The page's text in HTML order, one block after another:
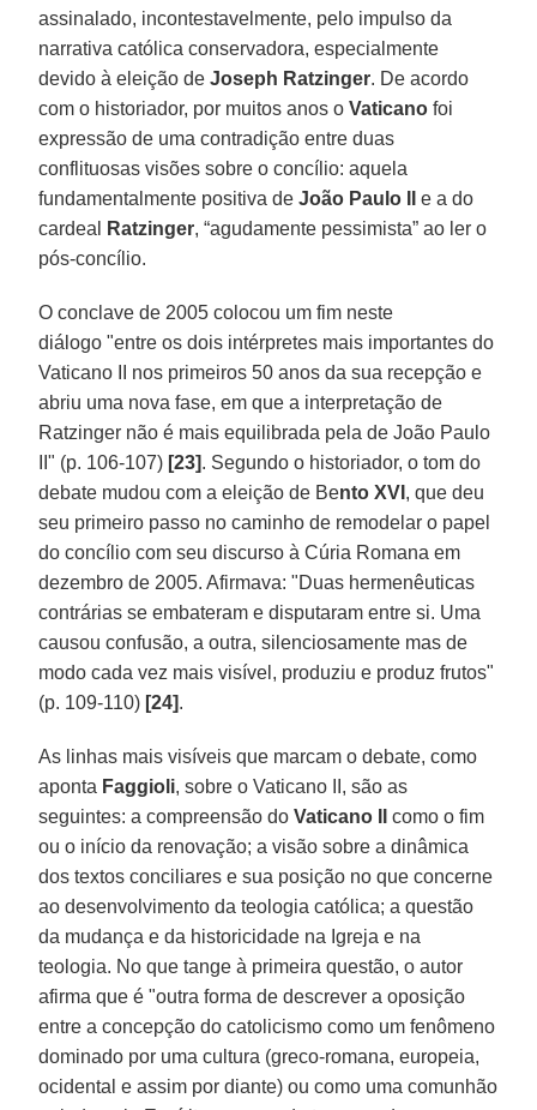
assinalado, incontestavelmente, pelo impulso da
narrativa católica conservadora, especialmente
devido à eleição deJoseph Ratzinger. De acordo
com o historiador, por muitos anos oVaticanofoi
expressão de uma contradição entre duas
conflituosas visões sobre o concílio: aquela
fundamentalmente positiva deJoão Paulo II
e a do
cardeal
Ratzinger, “agudamente pessimista” ao ler o
pós-concílio.
O conclave de 2005 colocou um fim neste
diálogo "entre os dois intérpretes mais importantes do
Vaticano II nos primeiros 50 anos da sua recepção e
abriu uma nova fase, em que a interpretação de
Ratzinger não é mais equilibrada pela de João Paulo
II" (p. 106-107) [23]. Segundo o historiador, o tom do
debate mudou com a eleição de Bento XVI , que deu
seu primeiro passo no caminho de remodelar o papel
do concílio com seu discurso à Cúria Romana em
dezembro de 2005. Afirmava: "Duas hermenêuticas
contrárias se embateram e disputaram entre si. Uma
causou confusão, a outra, silenciosamente mas de
modo cada vez mais visível, produziu e produz frutos"
(p. 109-110) [24].
As linhas mais visíveis que marcam o debate, como
aponta Faggioli, sobre o Vaticano II, são as
seguintes: a compreensão doVaticano IIcomo o fim
ou o início da renovação; a visão sobre a dinâmica
dos textos conciliares e sua posição no que concerne
ao desenvolvimento da teologia católica; a questão
da mudança e da historicidade na Igreja e na
teologia. No que tange à primeira questão, o autor
afirma que é "outra forma de descrever a oposição
entre a concepção do catolicismo como um fenômeno
dominado por uma cultura (greco-romana, europeia,
ocidental e assim por diante) ou como uma comunhão